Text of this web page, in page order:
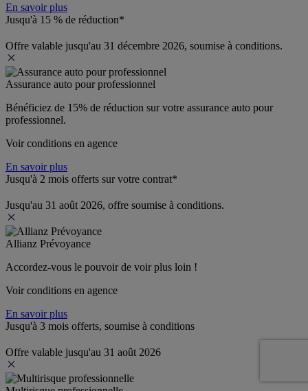
En savoir plus
Jusqu'à 15 % de réduction*
Offre valable jusqu'au 31 décembre 2026, soumise à conditions.
Assurance auto pour professionnel
Bénéficiez de 15% de réduction sur votre assurance auto pour
professionnel.
Voir conditions en agence
En savoir plus
Jusqu'à 2 mois offerts sur votre contrat*
Jusqu'au 31 août 2026, offre soumise à conditions.
Allianz Prévoyance
Accordez-vous le pouvoir de voir plus loin !
Voir conditions en agence
En savoir plus
Jusqu'à 3 mois offerts, soumise à conditions
Offre valable jusqu'au 31 août 2026